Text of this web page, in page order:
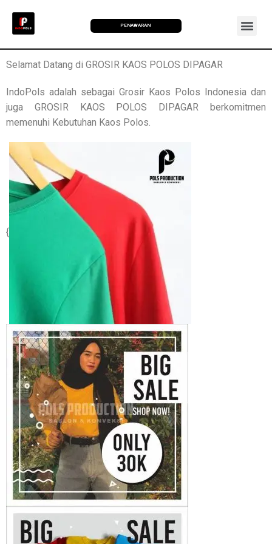
PENAWARAN
Selamat Datang di GROSIR KAOS POLOS DIPAGAR
IndoPols adalah sebagai Grosir Kaos Polos Indonesia dan
juga GROSIR KAOS POLOS DIPAGAR berkomitmen
memenuhi Kebutuhan Kaos Polos.
{